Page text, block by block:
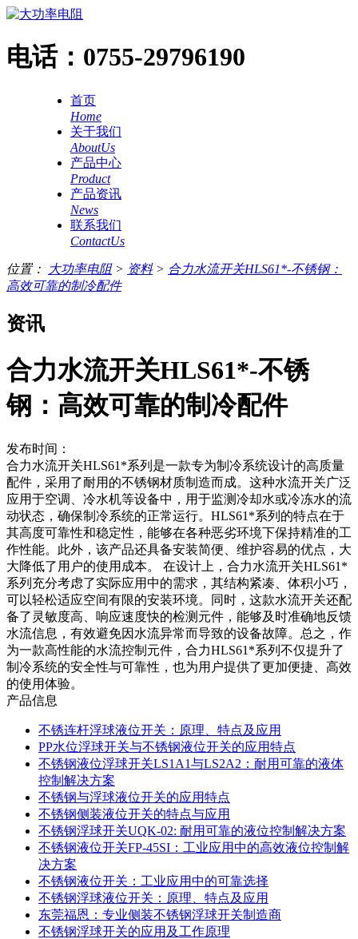
电话： 0755-29796190
首页
Home
关于我们
AboutUs
产品中心
Product
产品资讯
News
联系我们
ContactUs
位置： 大功率电阻> 资料> 合力水流开关HLS61*-不锈钢：
高效可靠的制冷配件
资讯
合力水流开关HLS61*-不锈
钢：高效可靠的制冷配件
发布时间：
合力水流开关HLS61*系列是一款专为制冷系统设计的高质量
配件，采用了耐用的不锈钢材质制造而成。这种水流开关广泛
应用于空调、冷水机等设备中，用于监测冷却水或冷冻水的流
动状态，确保制冷系统的正常运行。HLS61*系列的特点在于
其高度可靠性和稳定性，能够在各种恶劣环境下保持精准的工
作性能。此外，该产品还具备安装简便、维护容易的优点，大
大降低了用户的使用成本。 在设计上，合力水流开关HLS61*
系列充分考虑了实际应用中的需求，其结构紧凑、体积小巧，
可以轻松适应空间有限的安装环境。同时，这款水流开关还配
备了灵敏度高、响应速度快的检测元件，能够及时准确地反馈
水流信息，有效避免因水流异常而导致的设备故障。总之，作
为一款高性能的水流控制元件，合力HLS61*系列不仅提升了
制冷系统的安全性与可靠性，也为用户提供了更加便捷、高效
的使用体验。
产品信息
不锈连杆浮球液位开关：原理、特点及应用
PP水位浮球开关与不锈钢液位开关的应用特点
不锈钢液位浮球开关LS1A1与LS2A2：耐用可靠的液体
控制解决方案
不锈钢与浮球液位开关的应用特点
不锈钢侧装液位开关的特点与应用
不锈钢浮球开关UQK-02: 耐用可靠的液位控制解决方案
不锈钢液位开关FP-45SI：工业应用中的高效液位控制解
决方案
不锈钢液位开关：工业应用中的可靠选择
不锈钢浮球液位开关：原理、特点及应用
东莞福恩：专业侧装不锈钢浮球开关制造商
不锈钢浮球开关的应用及工作原理